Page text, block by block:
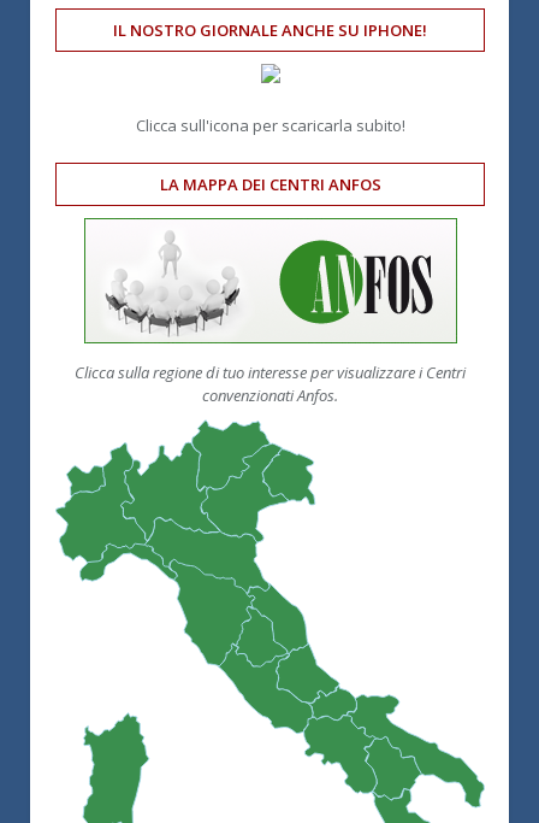
IL NOSTRO GIORNALE ANCHE SU IPHONE!
Clicca sull'icona per scaricarla subito!
LA MAPPA DEI CENTRI ANFOS
Clicca sulla regione di tuo interesse per visualizzare i Centri
convenzionati Anfos.